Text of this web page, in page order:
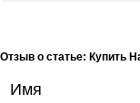
Отзыв о статье: Купить
Имя